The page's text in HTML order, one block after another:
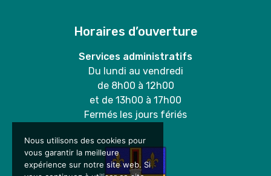
Horaires d’ouverture
Services administratifs
Du lundi au vendredi
de 8h00 à 12h00
et de 13h00 à 17h00
Fermés les jours fériés
Nous utilisons des cookies pour
vous garantir la meilleure
expérience sur notre site web. Si